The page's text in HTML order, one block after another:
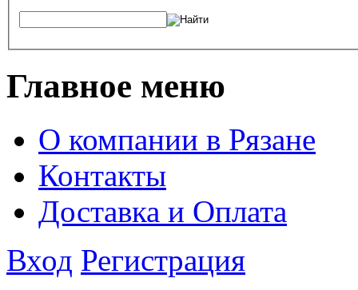
Главное меню
О компании в Рязане
Контакты
Доставка и Оплата
Вход Регистрация